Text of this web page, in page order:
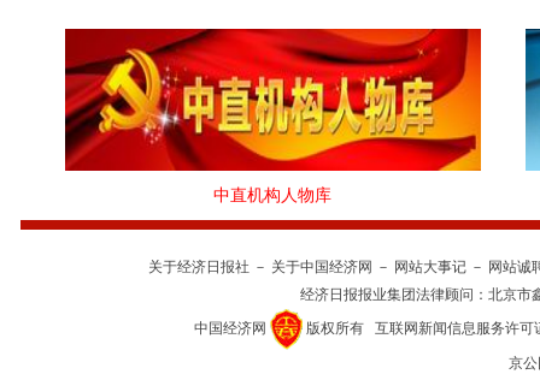
中直机构人物库
关于经济日报社 － 关于中国经济网 － 网站大事记－ 网站诚
经济日报报业集团法律顾问： 北京市
中国经济网 版权所有 互联网新闻信息服务许
京